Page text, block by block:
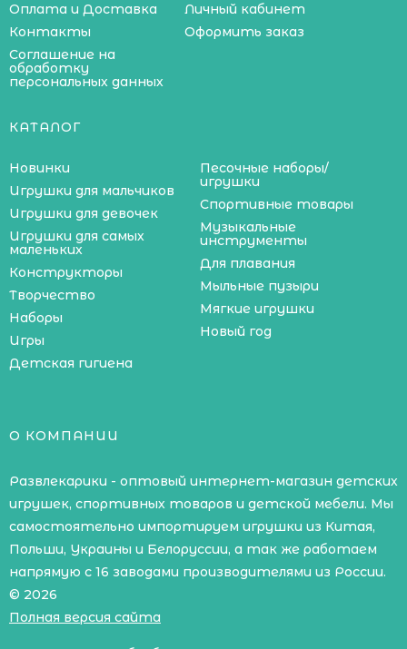
Оплата и Доставка
Контакты
Соглашение на
обработку
персональных данных
Личный кабинет
Оформить заказ
КАТАЛОГ
Новинки
Игрушки для мальчиков
Игрушки для девочек
Игрушки для самых
маленьких
Конструкторы
Творчество
Наборы
Игры
Детская гигиена
Песочные наборы/
игрушки
Спортивные товары
Музыкальные
инструменты
Для плавания
Мыльные пузыри
Мягкие игрушки
Новый год
О КОМПАНИИ
Развлекарики - оптовый интернет-магазин детских
игрушек, спортивных товаров и детской мебели. Мы
самостоятельно импортируем игрушки из Китая,
Польши, Украины и Белоруссии, а так же работаем
напрямую с 16 заводами производителями из России.
© 2026
Полная версия сайта